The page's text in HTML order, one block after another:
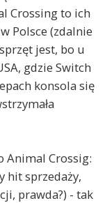
Crossing to ich
Polsce (zdalnie
jest, bo u
gdzie Switch
konsola się
Animal Crossig:
hit sprzedaży,
prawda?) - tak